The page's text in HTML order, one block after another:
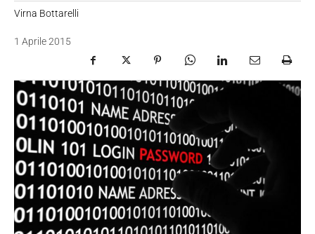
Virna Bottarelli
1 Aprile 2015